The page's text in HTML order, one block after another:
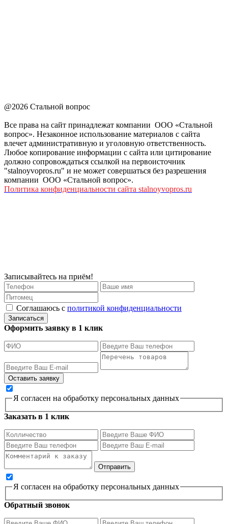
@2026 Стальной вопрос
Все права на сайт принадлежат компании ООО «Стальной
вопрос». Незаконное использование материалов с сайта
влечет административную и уголовную ответственность.
Любое копирование информации с сайта или цитирование
должно сопровождаться ссылкой на первоисточник
"stalnoyvopros.ru" и не может совершаться без разрешения
компании ООО «Стальной вопрос».
Политика конфиденциальности сайта stalnoyvopros.ru
Записывайтесь на приём!
Соглашаюсь с политикой конфиденциальности
Записаться
Оформить заявку в 1 клик
Я согласен на обработку персональных данных
Заказать в 1 клик
Я согласен на обработку персональных данных
Обратный звонок